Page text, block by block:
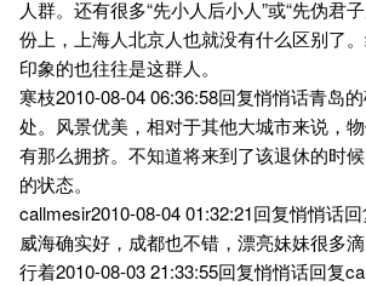
人群。还有很多“先小人后小人”或“先伪君
份上，上海人北京人也就没有什么区别了
印象的也往往是这群人。
寒枝2010-08-04 06:36:58回复悄悄话青岛
处。风景优美，相对于其他大城市来说，
有那么拥挤。不知道将来到了该退休的时
的状态。
callmesir2010-08-04 01:32:21回复悄悄话
威海确实好，成都也不错，漂亮妹妹很多滴
行着2010-08-03 21:33:55回复悄悄话回复